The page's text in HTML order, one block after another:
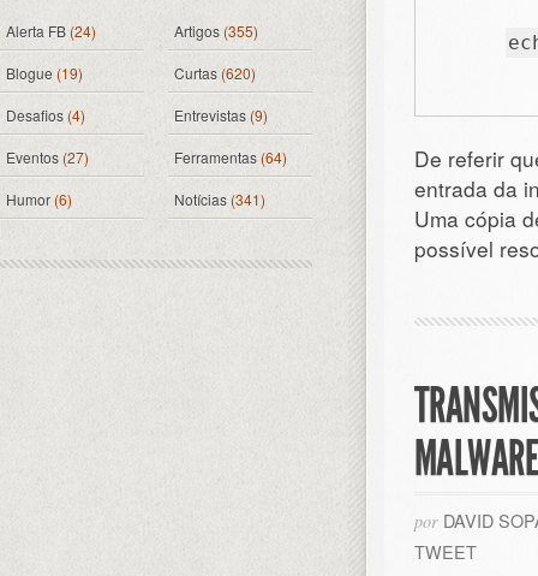
De referir
entrada da
Uma cópia
possível
MALWARE
por DAVID
TWEET
Alerta FB(24) Artigos (355)
Blogue (19) Curtas (620)
Desafios (4) Entrevistas (9)
Eventos(27) Ferramentas(64)
Humor (6) Notícias(341)